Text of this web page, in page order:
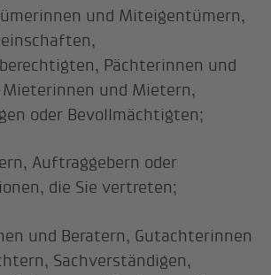
und Miteigentümern,
Pächterinnen und
Mieterinnen und Mietern,
oder Bevollmächtigten;
Auftraggebern oder
die Sie vertreten;
und Beratern, Gutachterinnen
Sachverständigen,